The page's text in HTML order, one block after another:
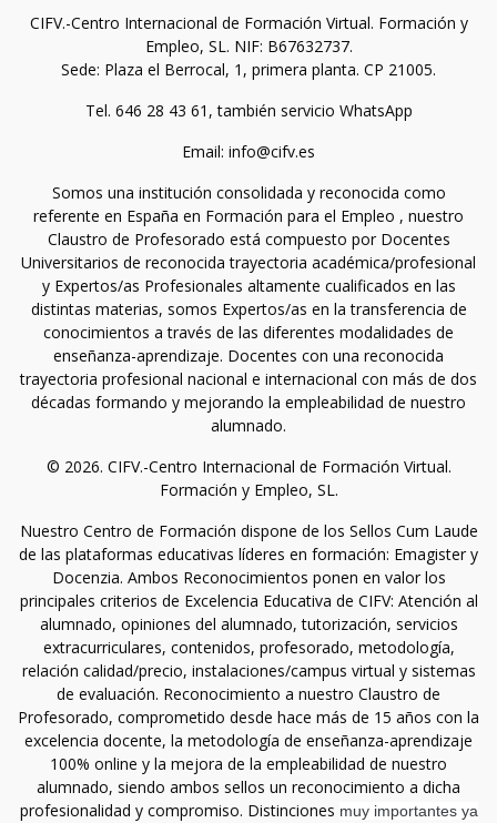
CIFV.-Centro Internacional de Formación Virtual. Formación y
Empleo, SL. NIF: B67632737.
Sede: Plaza el Berrocal, 1, primera planta. CP 21005.
Tel. 646 28 43 61, también servicio WhatsApp
Email: info@cifv.es
Somos una institución consolidada y reconocida como
referente en España en Formación para el Empleo , nuestro
Claustro de Profesorado está compuesto por Docentes
Universitarios de reconocida trayectoria académica/profesional
y Expertos/as Profesionales altamente cualificados en las
distintas materias, somos Expertos/as en la transferencia de
conocimientos a través de las diferentes modalidades de
enseñanza-aprendizaje. Docentes con una reconocida
trayectoria profesional nacional e internacional con más de dos
décadas formando y mejorando la empleabilidad de nuestro
alumnado.
© 2026. CIFV.-Centro Internacional de Formación Virtual.
Formación y Empleo, SL.
Nuestro Centro de Formación dispone de los Sellos Cum Laude
de las plataformas educativas líderes en formación: Emagister y
Docenzia. Ambos Reconocimientos ponen en valor los
principales criterios de Excelencia Educativa de CIFV: Atención al
alumnado, opiniones del alumnado, tutorización, servicios
extracurriculares, contenidos, profesorado, metodología,
relación calidad/precio, instalaciones/campus virtual y sistemas
de evaluación. Reconocimiento a nuestro Claustro de
Profesorado, comprometido desde hace más de 15 años con la
excelencia docente, la metodología de enseñanza-aprendizaje
100% online y la mejora de la empleabilidad de nuestro
alumnado, siendo ambos sellos un reconocimiento a dicha
profesionalidad y compromiso. Distinciones muy importantes ya